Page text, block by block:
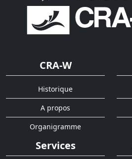
CRA-W
Historique
A propos
Organigramme
Services